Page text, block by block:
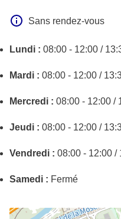
Sans rendez-vous
Lundi : 08:00 - 12:00 /
Mardi : 08:00 - 12:00 /
Mercredi : 08:00 - 12:00 /
Jeudi : 08:00 - 12:00 /
Vendredi : 08:00 - 12:00 /
Samedi : Fermé